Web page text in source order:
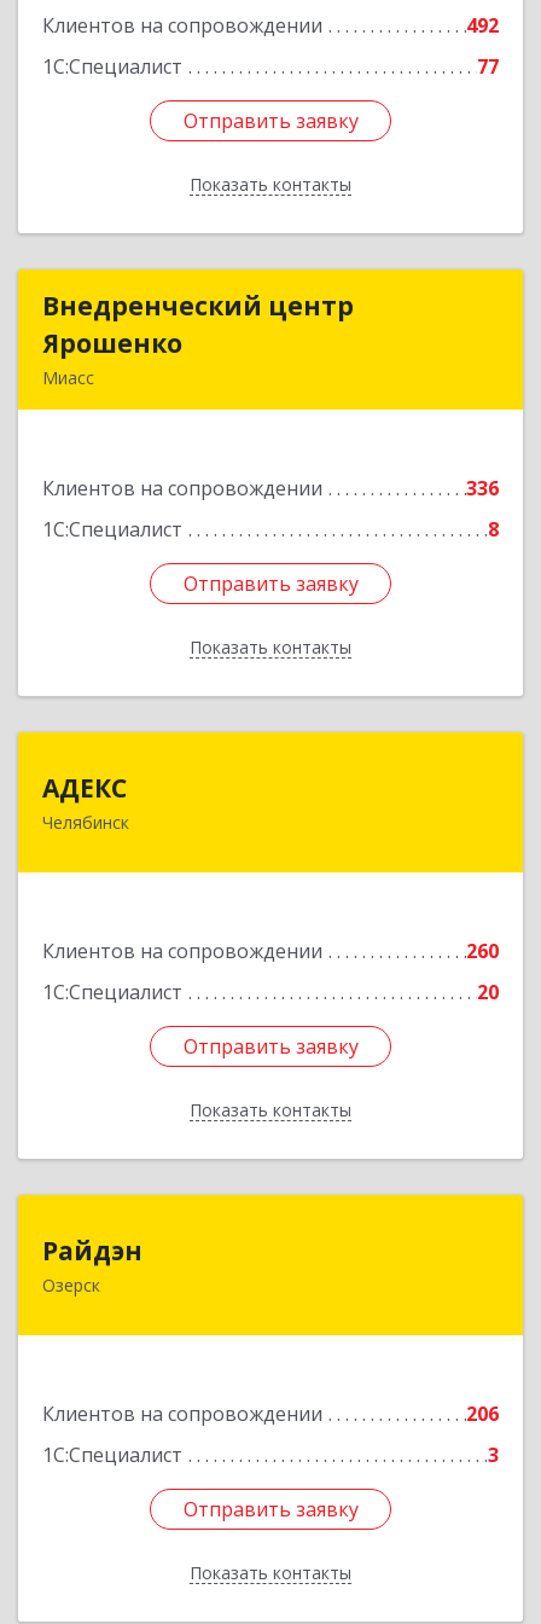
Клиентов на сопровождении
492
1С:Специалист
77
Отправить заявку
Показать контакты
Подробнее
Отправить заявку
Назад
Внедренческий центр
Ярошенко
Миасс
Клиентов на сопровождении
336
1С:Специалист
8
Отправить заявку
Показать контакты
Внедренческий центр
Подробнее
Отправить заявку
Назад
АДЕКС
Челябинск
Клиентов на сопровождении
260
1С:Специалист
20
Отправить заявку
Показать контакты
454080, Челябинская обл, Челябинск г, Смирных
Отправить заявку
Назад
Райдэн
Озерск
Клиентов на сопровождении
206
1С:Специалист
3
Отправить заявку
Показать контакты
456783, Челябинская обл, Озерск г, Ленина пр-
Отправить заявку
Назад